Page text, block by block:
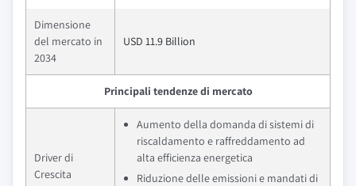
Dimensione
del mercato in
2034
USD 11.9 Billion
Principali tendenze di mercato
Driver di
Crescita
Aumento della domanda di sistemi di
riscaldamento e raffreddamento ad
alta efficienza energetica
Riduzione delle emissioni e mandati di